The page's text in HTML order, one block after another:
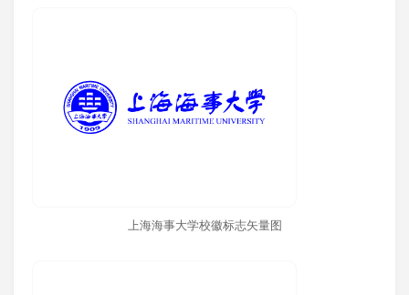
上海海事大学校徽标志矢量图